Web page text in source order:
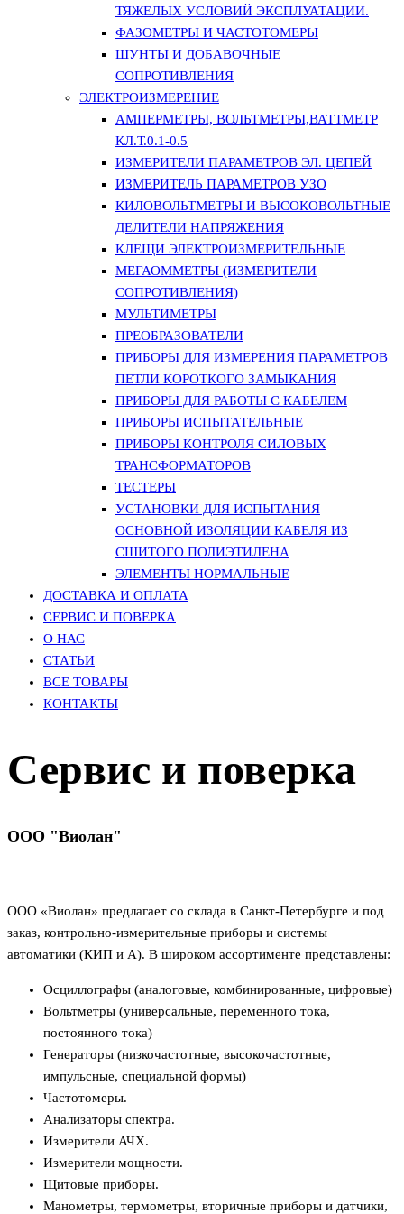
ТЯЖЕЛЫХ УСЛОВИЙ ЭКСПЛУАТАЦИИ.
ФАЗОМЕТРЫ И ЧАСТОТОМЕРЫ
ШУНТЫ И ДОБАВОЧНЫЕ
СОПРОТИВЛЕНИЯ
ЭЛЕКТРОИЗМЕРЕНИЕ
АМПЕРМЕТРЫ, ВОЛЬТМЕТРЫ,ВАТТМЕТР
КЛ.Т.0.1-0.5
ИЗМЕРИТЕЛИ ПАРАМЕТРОВ ЭЛ. ЦЕПЕЙ
ИЗМЕРИТЕЛЬ ПАРАМЕТРОВ УЗО
КИЛОВОЛЬТМЕТРЫ И ВЫСОКОВОЛЬТНЫЕ
ДЕЛИТЕЛИ НАПРЯЖЕНИЯ
КЛЕЩИ ЭЛЕКТРОИЗМЕРИТЕЛЬНЫЕ
МЕГАОММЕТРЫ (ИЗМЕРИТЕЛИ
СОПРОТИВЛЕНИЯ)
МУЛЬТИМЕТРЫ
ПРЕОБРАЗОВАТЕЛИ
ПРИБОРЫ ДЛЯ ИЗМЕРЕНИЯ ПАРАМЕТРОВ
ПЕТЛИ КОРОТКОГО ЗАМЫКАНИЯ
ПРИБОРЫ ДЛЯ РАБОТЫ С КАБЕЛЕМ
ПРИБОРЫ ИСПЫТАТЕЛЬНЫЕ
ПРИБОРЫ КОНТРОЛЯ СИЛОВЫХ
ТРАНСФОРМАТОРОВ
ТЕСТЕРЫ
УСТАНОВКИ ДЛЯ ИСПЫТАНИЯ
ОСНОВНОЙ ИЗОЛЯЦИИ КАБЕЛЯ ИЗ
СШИТОГО ПОЛИЭТИЛЕНА
ЭЛЕМЕНТЫ НОРМАЛЬНЫЕ
ДОСТАВКА И ОПЛАТА
СЕРВИС И ПОВЕРКА
О НАС
СТАТЬИ
ВСЕ ТОВАРЫ
КОНТАКТЫ
Сервис и поверка
ООО "Виолан"
ООО «Виолан» предлагает со склада в Санкт-Петербурге и под
заказ, контрольно-измерительные приборы и системы
автоматики (КИП и А). В широком ассортименте представлены:
Осциллографы (аналоговые, комбинированные, цифровые)
Вольтметры (универсальные, переменного тока,
постоянного тока)
Генераторы (низкочастотные, высокочастотные,
импульсные, специальной формы)
Частотомеры.
Анализаторы спектра.
Измерители АЧХ.
Измерители мощности.
Щитовые приборы.
Манометры, термометры, вторичные приборы и датчики,